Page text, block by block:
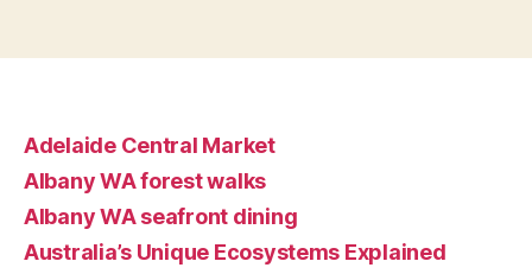
Adelaide Central Market
Albany WA forest walks
Albany WA seafront dining
Australia’s Unique Ecosystems Explained